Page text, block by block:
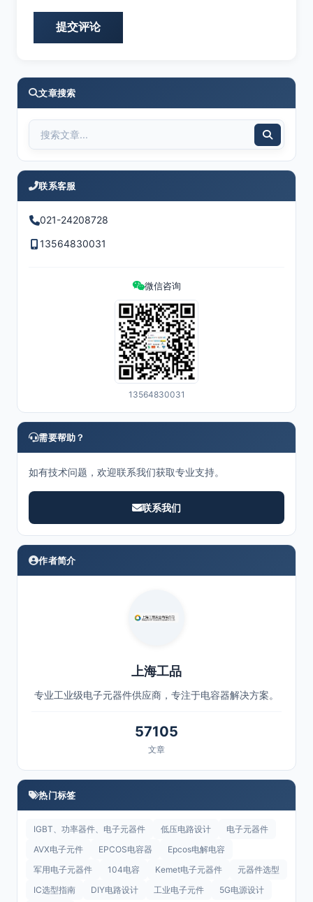
文章搜索
联系客服
021-24208728
13564830031
微信咨询
13564830031
需要帮助？
如有技术问题，欢迎联系我们获取专业支持。
联系我们
作者简介
上海工品
专业工业级电子元器件供应商，专注于电容器解决方案。
57105
文章
热门标签
IGBT、功率器件、电子元器件 低压电路设计
电子元器件
AVX电子元件
EPCOS电容器
Epcos电解电容
军用电子元器件
104电容 Kemet电子元器件
元器件选型
IC选型指南
DIY电路设计 工业电子元件 5G电源设计